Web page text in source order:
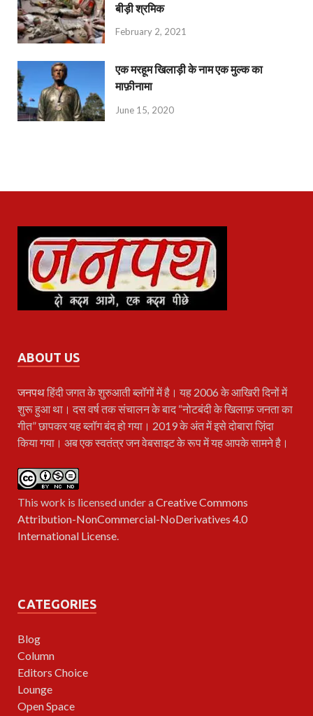
बीड़ी श्रमिक
February 2, 2021
एक मरहूम खिलाड़ी के नाम एक मुल्क का
माफ़ीनामा
June 15, 2020
ABOUT US
जनपथहिंदी जगत के शुरुआती ब्लॉगों में है। यह 2006 के आखिरी दिनों में
शुरू हुआ था। दस वर्ष तक संचालन के बाद “नोटबंदी के खिलाफ़ जनता का
गीत” छापकर यह ब्लॉग बंद हो गया। 2019 के अंत में इसे दोबारा ज़िंदा
किया गया। अब एक स्वतंत्र जन वेबसाइट के रूप में यह आपके सामने है।
This work is licensed under aCreative Commons
Attribution-NonCommercial-NoDerivatives 4.0
International License.
CATEGORIES
Blog
Column
Editors Choice
Lounge
Open Space